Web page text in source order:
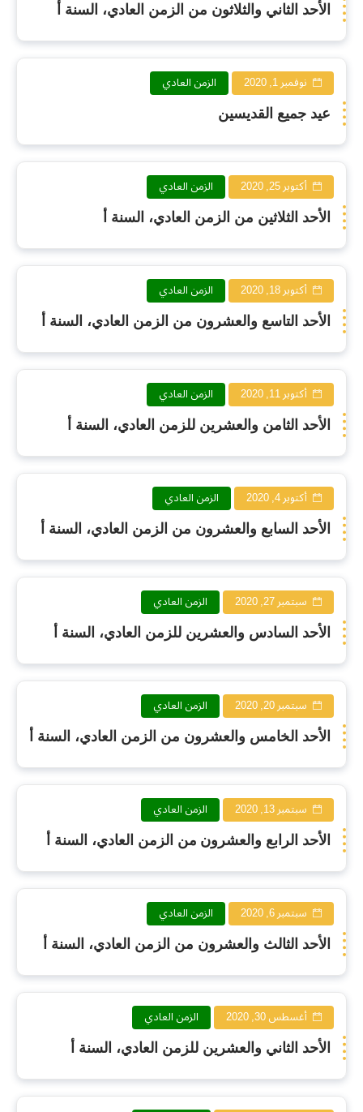
الأحد الثاني والثلاثون من الزمن العادي، السنة أ
نوفمبر 1, 2020 الزمن العادي
عيد جميع القديسين
أكتوبر 25, 2020 الزمن العادي
الأحد الثلاثين من الزمن العادي، السنة أ
أكتوبر 18, 2020 الزمن العادي
الأحد التاسع والعشرون من الزمن العادي، السنة أ
أكتوبر 11, 2020 الزمن العادي
الأحد الثامن والعشرين للزمن العادي، السنة أ
أكتوبر 4, 2020 الزمن العادي
الأحد السابع والعشرون من الزمن العادي، السنة أ
سبتمبر 27, 2020 الزمن العادي
الأحد السادس والعشرين للزمن العادي، السنة أ
سبتمبر 20, 2020 الزمن العادي
الأحد الخامس والعشرون من الزمن العادي، السنة أ
سبتمبر 13, 2020 الزمن العادي
الأحد الرابع والعشرون من الزمن العادي، السنة أ
سبتمبر 6, 2020 الزمن العادي
الأحد الثالث والعشرون من الزمن العادي، السنة أ
أغسطس 30, 2020 الزمن العادي
الأحد الثاني والعشرين للزمن العادي، السنة أ